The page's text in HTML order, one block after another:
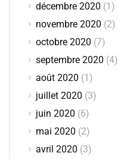
décembre 2020 (1)
novembre 2020 (2)
octobre 2020 (7)
septembre 2020 (4)
août 2020 (1)
juillet 2020 (3)
juin 2020 (6)
mai 2020 (2)
avril 2020 (3)